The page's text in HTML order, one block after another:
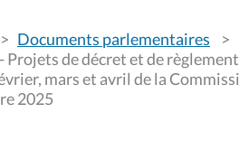
Documents parlementaires
Projets de décret et de
mars et avril de la
2025